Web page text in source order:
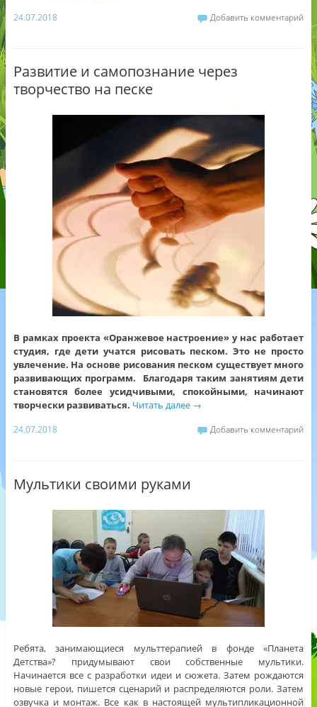
24.07.2018 Добавить комментарий
Развитие и самопознание через
творчество на песке
В рамках проекта «Оранжевое настроение» у нас работает
студия, где дети учатся рисовать песком. Это не просто
увлечение. На основе рисования песком существует много
развивающих программ. Благодаря таким занятиям дети
становятся более усидчивыми, спокойными, начинают
творчески развиваться. Читать далее →
24.07.2018 Добавить комментарий
Мультики своими руками
Ребята, занимающиеся мульттерапией в фонде «Планета
Детства»? придумывают свои собственные мультики.
Начинается все с разработки идеи и сюжета. Затем рождаются
новые герои, пишется сценарий и распределяются роли. Затем
озвучка и монтаж. Все как в настоящей мультипликационной